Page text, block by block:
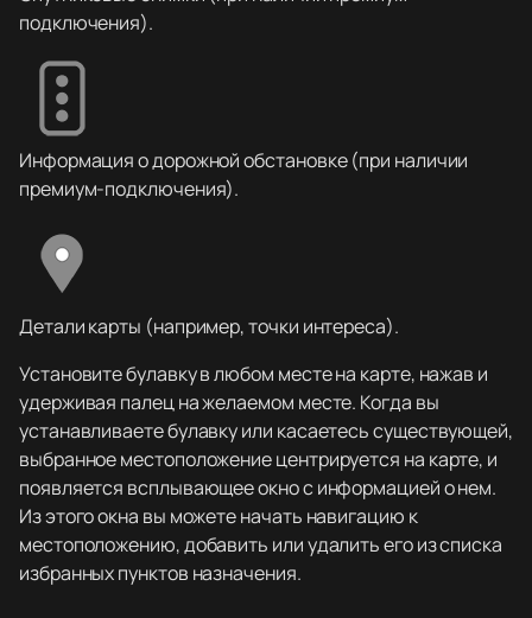
подключения).
Информация о дорожной обстановке (при наличии
премиум-подключения).
Детали карты (например, точки интереса).
Установите булавку в любом месте на карте, нажав и
удерживая палец на желаемом месте. Когда вы
устанавливаете булавку или касаетесь существующей,
выбранное местоположение центрируется на карте, и
появляется всплывающее окно с информацией о нем.
Из этого окна вы можете начать навигацию к
местоположению, добавить или удалить его из списка
избранных пунктов назначения.